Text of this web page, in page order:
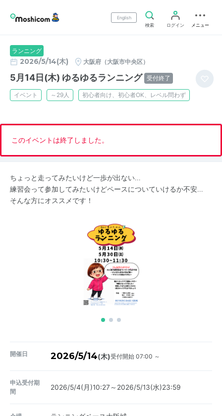
English
検索
ログイン メニュー
ランニング
2026/5/14(木) 大阪府（大阪市中央区）
5月14日(木) ゆるゆるランニング 受付終了
イベント ～29人 初心者向け、初心者OK、レベル問わず
このイベントは終了しました。
ちょっと走ってみたいけど一歩が出ない…
練習会って参加してみたいけどペースについていけるか不安…
そんな方にオススメです！
開催日 2026/5/14(木)受付開始 07:00 ～
申込受付期
間
2026/5/4(月)10:27～2026/5/13(水)23:59